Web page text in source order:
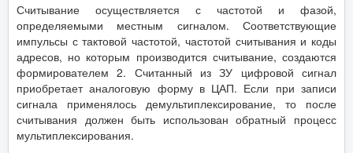
Считывание осуществляется с частотой и фазой,
определяемыми местным сигналом. Соответствующие
импульсы с тактовой частотой, частотой считывания и коды
адресов, но которым производится считывание, создаются
формирователем 2. Считанный из ЗУ цифровой сигнал
приобретает аналоговую форму в ЦАП. Если при записи
сигнала применялось демультиплексирование, то после
считывания должен быть использован обратный процесс
мультиплексирования.